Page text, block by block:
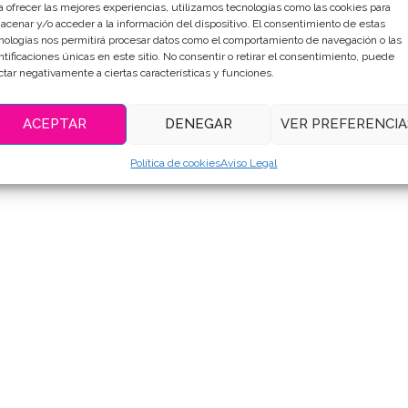
ofrecer las mejores experiencias, utilizamos tecnologías como las cookies para
y/o acceder a la información del dispositivo. El consentimiento de estas
nos permitirá procesar datos como el comportamiento de navegación o las
únicas en este sitio. No consentir o retirar el consentimiento, puede
negativamente a ciertas características y funciones.
ACEPTAR DENEGAR VER
Política de cookiesAviso Legal
DESCRIPCIÓN INFORMACIÓN ADICIONAL